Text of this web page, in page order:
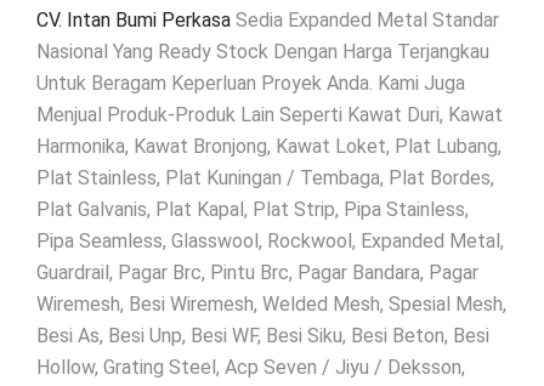
CV. Intan Bumi Perkasa Sedia Expanded Metal Standar
Nasional Yang Ready Stock Dengan Harga Terjangkau
Untuk Beragam Keperluan Proyek Anda. Kami Juga
Menjual Produk-Produk Lain Seperti Kawat Duri, Kawat
Harmonika, Kawat Bronjong, Kawat Loket, Plat Lubang,
Plat Stainless, Plat Kuningan / Tembaga, Plat Bordes,
Plat Galvanis, Plat Kapal, Plat Strip, Pipa Stainless,
Pipa Seamless, Glasswool, Rockwool, Expanded Metal,
Guardrail, Pagar Brc, Pintu Brc, Pagar Bandara, Pagar
Wiremesh, Besi Wiremesh, Welded Mesh, Spesial Mesh,
Besi As, Besi Unp, Besi WF, Besi Siku, Besi Beton, Besi
Hollow, Grating Steel, Acp Seven / Jiyu / Deksson,